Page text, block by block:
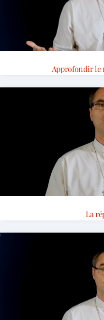
Approfondir le
La